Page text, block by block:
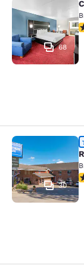
Clarion
68
Rodeway
30